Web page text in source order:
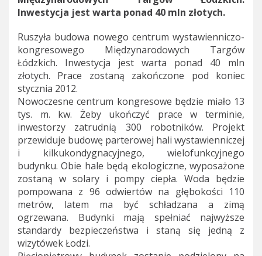
Inwestycja jest warta ponad 40 mln złotych.
Ruszyła budowa nowego centrum wystawienniczo-
kongresowego Międzynarodowych Targów
Łódzkich. Inwestycja jest warta ponad 40 mln
złotych. Prace zostaną zakończone pod koniec
stycznia 2012.
Nowoczesne centrum kongresowe będzie miało 13
tys. m. kw. Żeby ukończyć prace w terminie,
inwestorzy zatrudnią 300 robotników. Projekt
przewiduje budowę parterowej hali wystawienniczej
i kilkukondygnacyjnego, wielofunkcyjnego
budynku. Obie hale będą ekologiczne, wyposażone
zostaną w solary i pompy ciepła. Woda będzie
pompowana z 96 odwiertów na głębokości 110
metrów, latem ma być schładzana a zimą
ogrzewana. Budynki mają spełniać najwyższe
standardy bezpieczeństwa i staną się jedną z
wizytówek Łodzi.